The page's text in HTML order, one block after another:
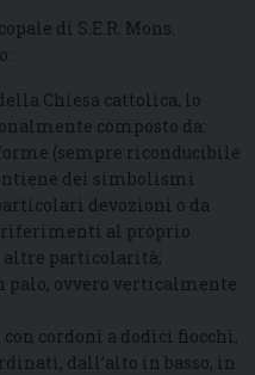
di S.E.R. Mons.
Chiesa cattolica, lo
composto da:
forme (sempre riconducibile
dei simbolismi
devozioni o da
al proprio
altre particolarità;
palo, ovvero verticalmente
cordoni a dodici fiocchi,
dall’alto in basso, in